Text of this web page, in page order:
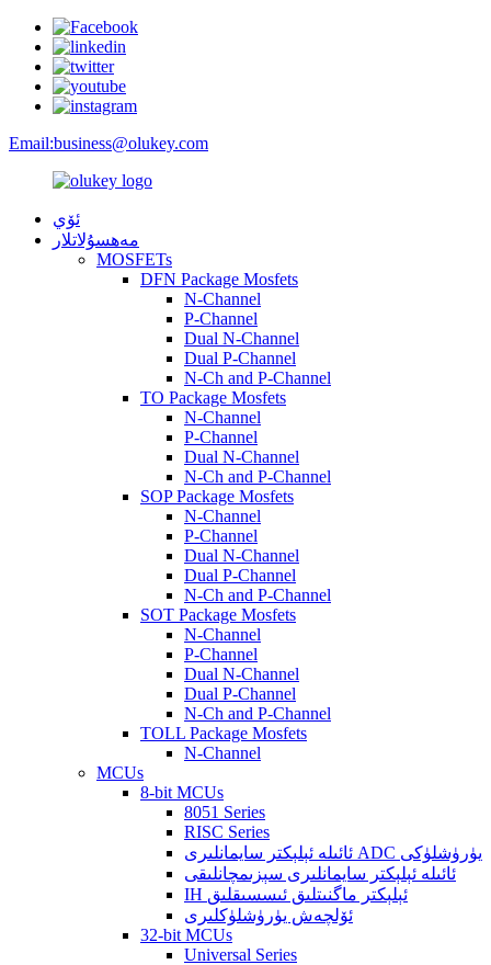
Email:business@olukey.com
ئۆي
مەھسۇلاتلار
MOSFETs
DFN Package Mosfets
N-Channel
P-Channel
Dual N-Channel
Dual P-Channel
N-Ch and P-Channel
TO Package Mosfets
N-Channel
P-Channel
Dual N-Channel
N-Ch and P-Channel
SOP Package Mosfets
N-Channel
P-Channel
Dual N-Channel
Dual P-Channel
N-Ch and P-Channel
SOT Package Mosfets
N-Channel
P-Channel
Dual N-Channel
Dual P-Channel
N-Ch and P-Channel
TOLL Package Mosfets
N-Channel
MCUs
8-bit MCUs
8051 Series
RISC Series
ئائىلە ئېلېكتر سايمانلىرى ADC يۈرۈشلۈكى
ئائىلە ئېلېكتر سايمانلىرى سېزىمچانلىقى
IH ئېلېكتر ماگنىتلىق ئىسسىقلىق
ئۆلچەش يۈرۈشلۈكلىرى
32-bit MCUs
Universal Series